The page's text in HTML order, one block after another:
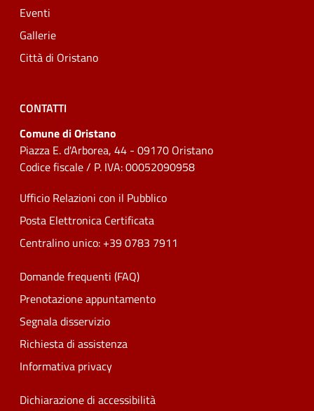
Eventi
Gallerie
Città di Oristano
CONTATTI
Comune di Oristano
Piazza E. d'Arborea, 44 - 09170 Oristano
Codice fiscale / P. IVA: 00052090958
Ufficio Relazioni con il Pubblico
Posta Elettronica Certificata
Centralino unico: +39 0783 7911
Domande frequenti (FAQ)
Prenotazione appuntamento
Segnala disservizio
Richiesta di assistenza
Informativa privacy
Dichiarazione di accessibilità